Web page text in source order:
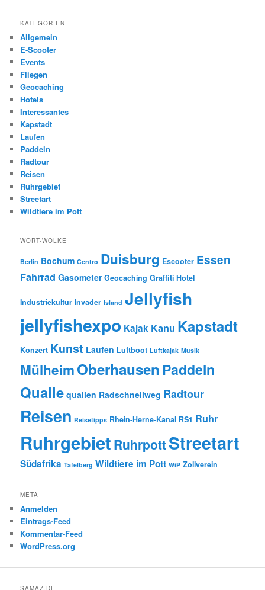
KATEGORIEN
Allgemein
E-Scooter
Events
Fliegen
Geocaching
Hotels
Interessantes
Kapstadt
Laufen
Paddeln
Radtour
Reisen
Ruhrgebiet
Streetart
Wildtiere im Pott
WORT-WOLKE
Berlin Bochum Centro Duisburg Escooter Essen
Fahrrad Gasometer Geocaching Graffiti Hotel
Industriekultur Invader Island Jellyfish
jellyfishexpo Kajak Kanu Kapstadt
Konzert Kunst Laufen Luftboot Luftkajak Musik
MülheimOberhausenPaddeln
Qualle quallen Radschnellweg Radtour
Reisen Reisetipps Rhein-Herne-Kanal RS1 Ruhr
Ruhrgebiet RuhrpottStreetart
Südafrika Tafelberg Wildtiere im Pott WiP Zollverein
META
Anmelden
Eintrags-Feed
Kommentar-Feed
WordPress.org
SAMAZ.DE